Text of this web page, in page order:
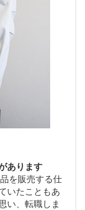
あります
を販売する仕
いたこともあ
い、転職しま